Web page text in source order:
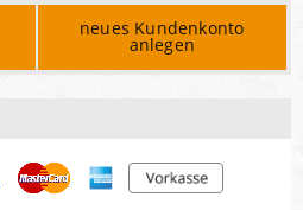
neues Kundenkonto
anlegen